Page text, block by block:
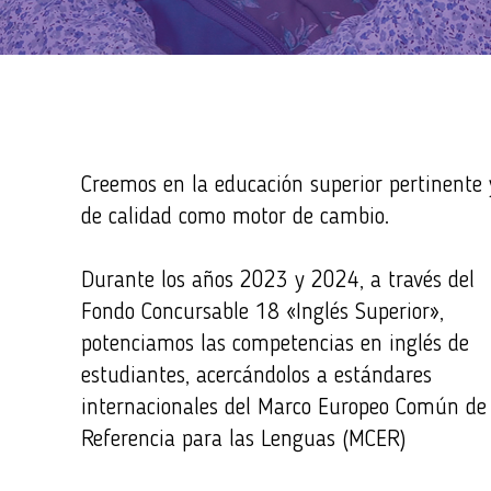
Creemos en la educación superior pertinente
de calidad como motor de cambio.
Durante los años 2023 y 2024, a través del
Fondo Concursable 18 «Inglés Superior»,
potenciamos las competencias en inglés de
estudiantes, acercándolos a estándares
internacionales del Marco Europeo Común de
Referencia para las Lenguas (MCER)